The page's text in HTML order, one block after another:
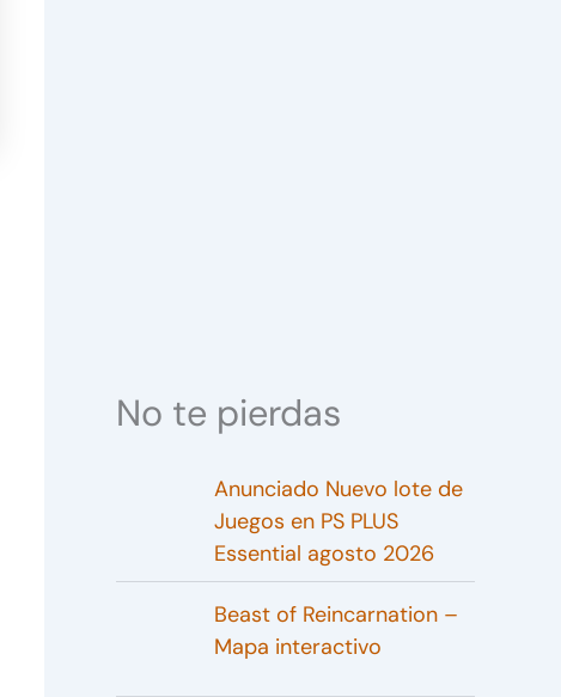
No te pierdas
Anunciado Nuevo lote de
Juegos en PS PLUS
Essential agosto 2026
Beast of Reincarnation –
Mapa interactivo